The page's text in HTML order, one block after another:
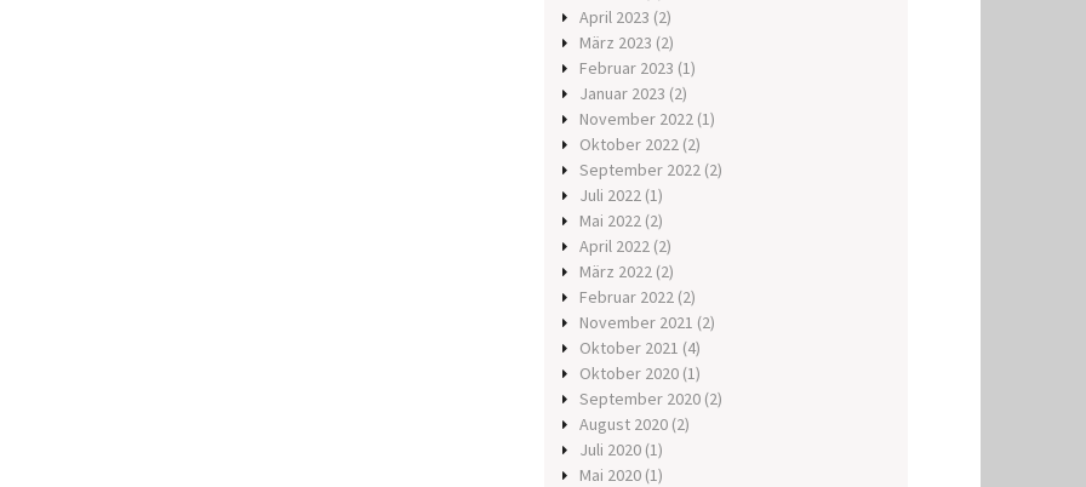
April 2023 (2)
März 2023 (2)
Februar 2023 (1)
Januar 2023 (2)
November 2022 (1)
Oktober 2022 (2)
September 2022 (2)
Juli 2022 (1)
Mai 2022 (2)
April 2022 (2)
März 2022 (2)
Februar 2022 (2)
November 2021 (2)
Oktober 2021 (4)
Oktober 2020 (1)
September 2020 (2)
August 2020 (2)
Juli 2020 (1)
Mai 2020 (1)